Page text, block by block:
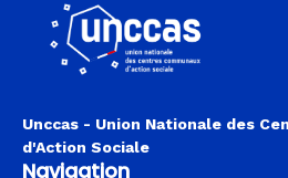
Unccas - Union Nationale des
d'Action Sociale
Navigation